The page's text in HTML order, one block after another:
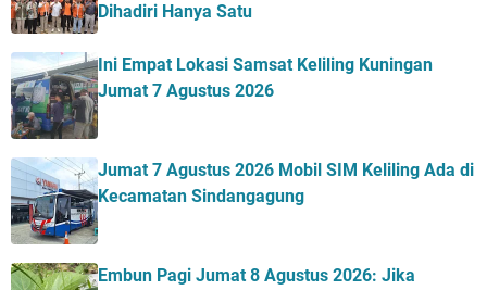
Dihadiri Hanya Satu
Ini Empat Lokasi Samsat Keliling Kuningan
Jumat 7 Agustus 2026
Jumat 7 Agustus 2026 Mobil SIM Keliling Ada di
Kecamatan Sindangagung
Embun Pagi Jumat 8 Agustus 2026: Jika